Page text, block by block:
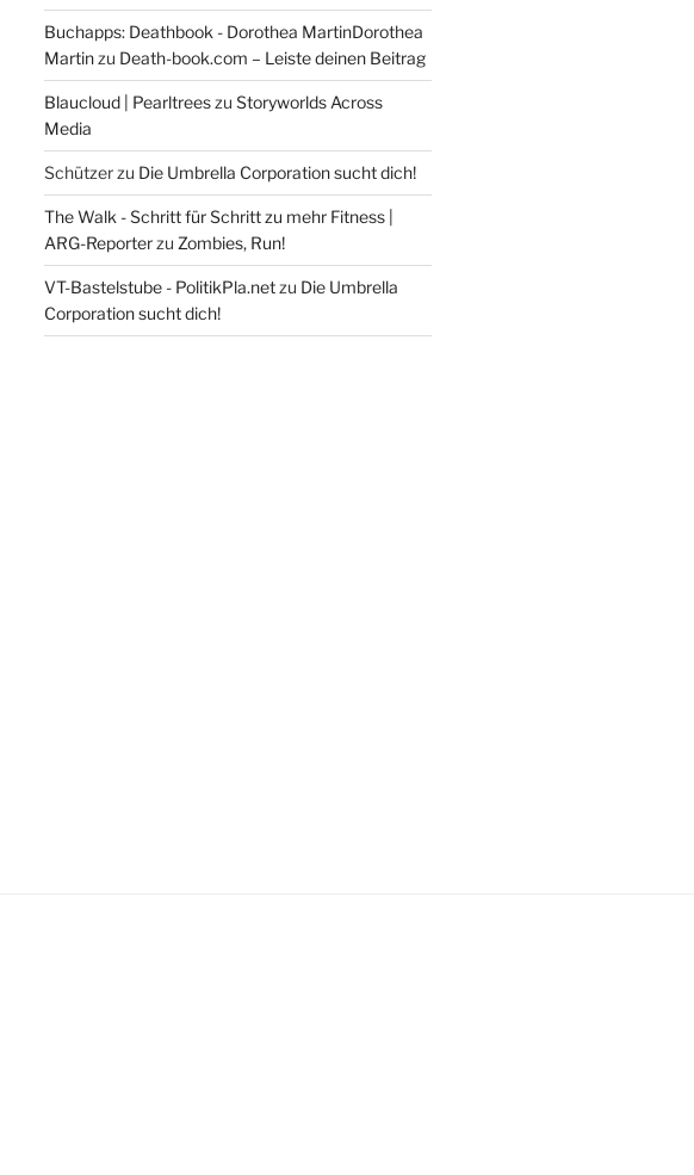
Buchapps: Deathbook - Dorothea MartinDorothea
Martinzu Death-book.com – Leiste deinen Beitrag
Blaucloud | Pearltreeszu Storyworlds Across
Media
Schützerzu Die Umbrella Corporation sucht dich!
The Walk - Schritt für Schritt zu mehr Fitness |
ARG-Reporterzu Zombies, Run!
VT-Bastelstube - PolitikPla.netzu Die Umbrella
Corporation sucht dich!